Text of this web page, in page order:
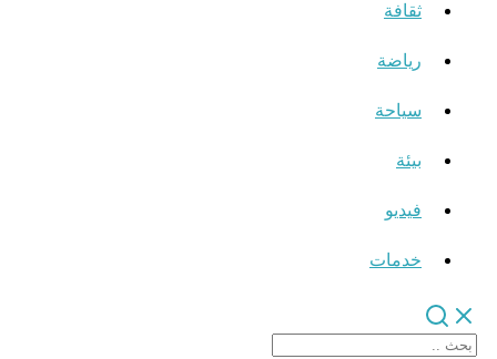
ثقافة
رياضة
سياحة
بيئة
فيديو
خدمات